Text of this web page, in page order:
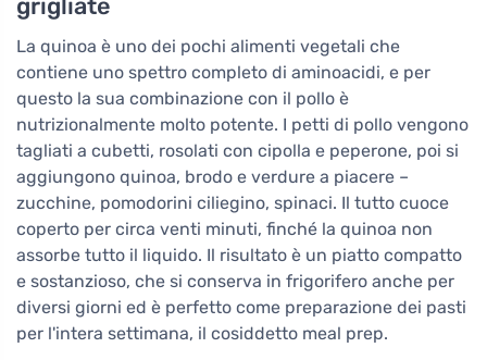
grigliate
La quinoa è uno dei pochi alimenti vegetali che
contiene uno spettro completo di aminoacidi, e per
questo la sua combinazione con il pollo è
nutrizionalmente molto potente. I petti di pollo vengono
tagliati a cubetti, rosolati con cipolla e peperone, poi si
aggiungono quinoa, brodo e verdure a piacere –
zucchine, pomodorini ciliegino, spinaci. Il tutto cuoce
coperto per circa venti minuti, finché la quinoa non
assorbe tutto il liquido. Il risultato è un piatto compatto
e sostanzioso, che si conserva in frigorifero anche per
diversi giorni ed è perfetto come preparazione dei pasti
per l'intera settimana, il cosiddetto meal prep.